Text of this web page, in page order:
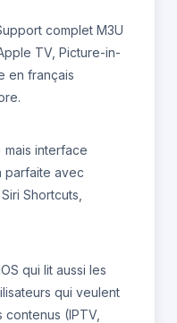
complet M3U
TV, Picture-in-
en français
mais interface
parfaite avec
Shortcuts,
qui lit aussi les
qui veulent
(IPTV,